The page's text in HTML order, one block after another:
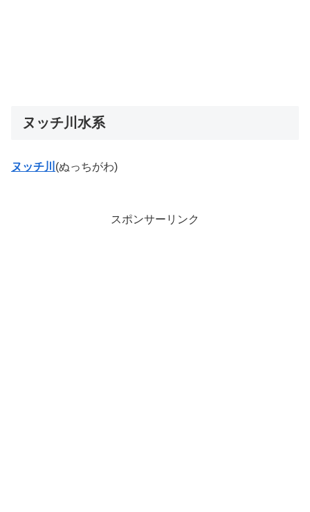
ヌッチ川水系
ヌッチ川 (ぬっちがわ)
スポンサーリンク